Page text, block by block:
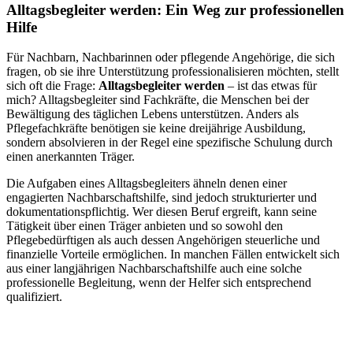
Alltagsbegleiter werden: Ein Weg zur professionellen
Hilfe
Für Nachbarn, Nachbarinnen oder pflegende Angehörige, die sich
fragen, ob sie ihre Unterstützung professionalisieren möchten, stellt
sich oft die Frage: Alltagsbegleiter werden – ist das etwas für
mich? Alltagsbegleiter sind Fachkräfte, die Menschen bei der
Bewältigung des täglichen Lebens unterstützen. Anders als
Pflegefachkräfte benötigen sie keine dreijährige Ausbildung,
sondern absolvieren in der Regel eine spezifische Schulung durch
einen anerkannten Träger.
Die Aufgaben eines Alltagsbegleiters ähneln denen einer
engagierten Nachbarschaftshilfe, sind jedoch strukturierter und
dokumentationspflichtig. Wer diesen Beruf ergreift, kann seine
Tätigkeit über einen Träger anbieten und so sowohl den
Pflegebedürftigen als auch dessen Angehörigen steuerliche und
finanzielle Vorteile ermöglichen. In manchen Fällen entwickelt sich
aus einer langjährigen Nachbarschaftshilfe auch eine solche
professionelle Begleitung, wenn der Helfer sich entsprechend
qualifiziert.